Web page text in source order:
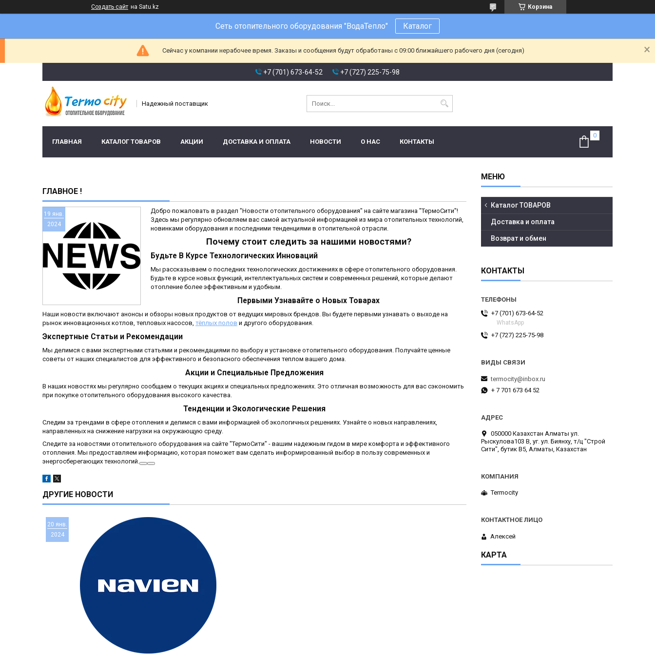
Создать сайт на Satu.kz Корзина
Сеть отопительного оборудования "ВодаТепло" Каталог
Сейчас у компании нерабочее время. Заказы и сообщения будут обработаны с 09:00 ближайшего рабочего дня (сегодня)
+7 (701) 673-64-52 +7 (727) 225-75-98
Надежный поставщик
ГЛАВНАЯ КАТАЛОГ ТОВАРОВ АКЦИИ ДОСТАВКА И ОПЛАТА НОВОСТИ О НАС КОНТАКТЫ
ГЛАВНОЕ !
19 янв.
2024
Добро пожаловать в раздел "Новости отопительного оборудования" на сайте магазина "ТермоСити"!
Здесь мы регулярно обновляем вас самой актуальной информацией из мира отопительных технологий,
новинками оборудования и последними тенденциями в отопительной отрасли.
Почему стоит следить за нашими новостями?
Будьте В Курсе Технологических Инноваций
Мы рассказываем о последних технологических достижениях в сфере отопительного оборудования.
Будьте в курсе новых функций, интеллектуальных систем и современных решений, которые делают
отопление более эффективным и удобным.
Первыми Узнавайте о Новых Товарах
Наши новости включают анонсы и обзоры новых продуктов от ведущих мировых брендов. Вы будете первыми узнавать о выходе на
рынок инновационных котлов, тепловых насосов, тёплых полов и другого оборудования.
Экспертные Статьи и Рекомендации
Мы делимся с вами экспертными статьями и рекомендациями по выбору и установке отопительного оборудования. Получайте ценные
советы от наших специалистов для эффективного и безопасного обеспечения теплом вашего дома.
Акции и Специальные Предложения
В наших новостях мы регулярно сообщаем о текущих акциях и специальных предложениях. Это отличная возможность для вас сэкономить
при покупке отопительного оборудования высокого качества.
Тенденции и Экологические Решения
Следим за трендами в сфере отопления и делимся с вами информацией об экологичных решениях. Узнайте о новых направлениях,
направленных на снижение нагрузки на окружающую среду.
Следите за новостями отопительного оборудования на сайте "ТермоСити" - вашим надежным гидом в мире комфорта и эффективного
отопления. Мы предоставляем информацию, которая поможет вам сделать информированный выбор в пользу современных и
энергосберегающих технологий.
ДРУГИЕ НОВОСТИ
20 янв.
2024
Каталог ТОВАРОВ
Доставка и оплата
Возврат и обмен
КОНТАКТЫ
+7 (701) 673-64-52
WhatsApp
+7 (727) 225-75-98
termocity@inbox.ru
+ 7 701 673 64 52
050000 Казахстан Алматы ул.
Рыскулова103 В, уг. ул. Биянху, т/ц "Строй
Сити", бутик В5, Алматы, Казахстан
Termocity
Алексей
КАРТА